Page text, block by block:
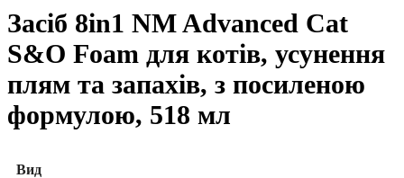
Засіб 8in1 NM Advanced Cat
S&O Foam для котів, усунення
плям та запахів, з посиленою
формулою, 518 мл
Вид